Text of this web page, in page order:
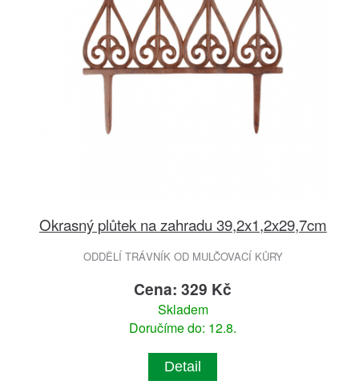
Okrasný plůtek na zahradu 39,2x1,2x29,7cm
ODDĚLÍ TRÁVNÍK OD MULČOVACÍ KŮRY
Cena: 329 Kč
Skladem
Doručíme do: 12.8.
Detail